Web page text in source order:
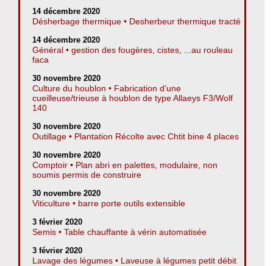
14 décembre 2020
Désherbage thermique • Desherbeur thermique tracté
14 décembre 2020
Général • gestion des fougères, cistes, ...au rouleau
faca
30 novembre 2020
Culture du houblon • Fabrication d’une
cueilleuse/trieuse à houblon de type Allaeys F3/Wolf
140
30 novembre 2020
Outillage • Plantation Récolte avec Chtit bine 4 places
30 novembre 2020
Comptoir • Plan abri en palettes, modulaire, non
soumis permis de construire
30 novembre 2020
Viticulture • barre porte outils extensible
3 février 2020
Semis • Table chauffante à vérin automatisée
3 février 2020
Lavage des légumes • Laveuse à légumes petit débit